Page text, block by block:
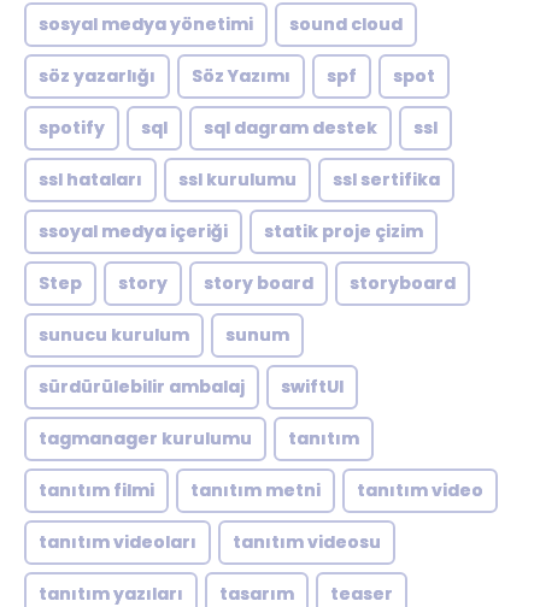
sosyal medya yönetimi sound cloud
söz yazarlığı Söz Yazımı spf spot
spotify sql sql dagram destek ssl
ssl hataları ssl kurulumu ssl sertifika
ssoyal medya içeriği statik proje çizim
Step story story board storyboard
sunucu kurulum sunum
sürdürülebilir ambalaj swiftUI
tagmanager kurulumu tanıtım
tanıtım filmi tanıtım metni tanıtım video
tanıtım videoları tanıtım videosu
tanıtım yazıları tasarım teaser